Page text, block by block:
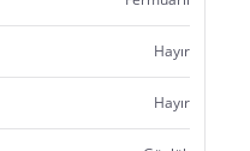
Hayır
Hayır